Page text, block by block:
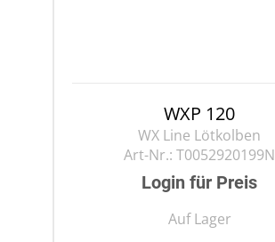
WXP 120
WX Line Lötkolben
Art-Nr.: T0052920199N
Login für Preis
Auf Lager